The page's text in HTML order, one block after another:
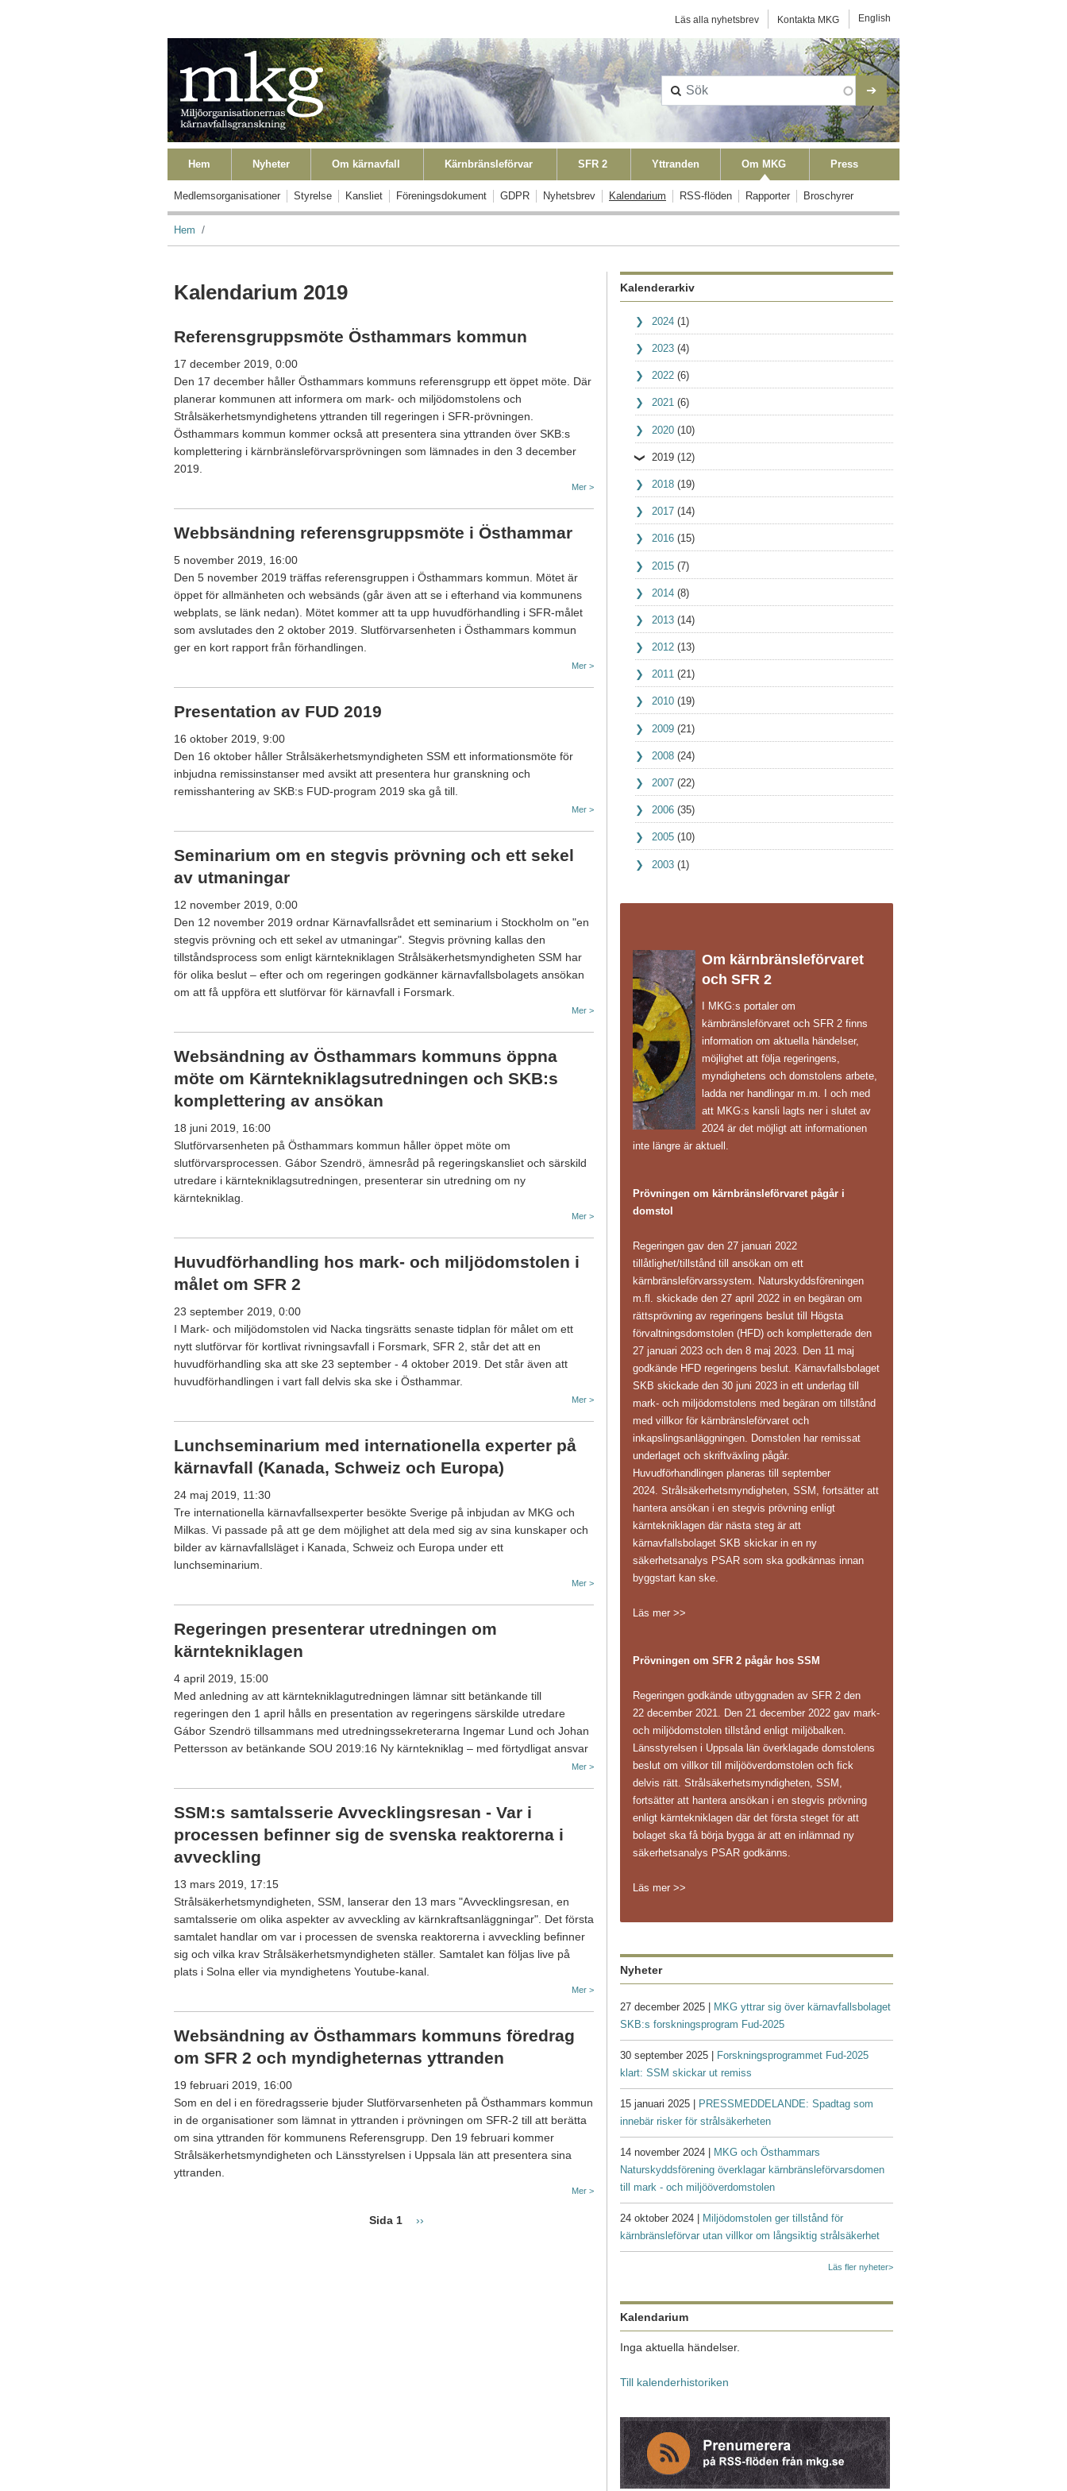
Läs alla nyhetsbrev Kontakta MKG English
Primära länkar
Hem Nyheter Om kärnavfall Kärnbränsleförvar SFR 2 Yttranden Om MKG Press
Primära länkar Level2
Medlemsorganisationer Styrelse Kansliet Föreningsdokument GDPR Nyhetsbrev Kalendarium RSS-flöden Rapporter Broschyrer
Länkstig
Hem
Kalendarium 2019
Referensgruppsmöte Östhammars kommun
17 december 2019, 0:00
Den 17 december håller Östhammars kommuns referensgrupp ett öppet möte. Där
planerar kommunen att informera om mark- och miljödomstolens och
Strålsäkerhetsmyndighetens yttranden till regeringen i SFR-prövningen.
Östhammars kommun kommer också att presentera sina yttranden över SKB:s
komplettering i kärnbränsleförvarsprövningen som lämnades in den 3 december
2019.
Mer >
Webbsändning referensgruppsmöte i Östhammar
5 november 2019, 16:00
Den 5 november 2019 träffas referensgruppen i Östhammars kommun. Mötet är
öppet för allmänheten och websänds (går även att se i efterhand via kommunens
webplats, se länk nedan). Mötet kommer att ta upp huvudförhandling i SFR-målet
som avslutades den 2 oktober 2019. Slutförvarsenheten i Östhammars kommun
ger en kort rapport från förhandlingen.
Mer >
Presentation av FUD 2019
16 oktober 2019, 9:00
Den 16 oktober håller Strålsäkerhetsmyndigheten SSM ett informationsmöte för
inbjudna remissinstanser med avsikt att presentera hur granskning och
remisshantering av SKB:s FUD-program 2019 ska gå till.
Mer >
Seminarium om en stegvis prövning och ett sekel
av utmaningar
12 november 2019, 0:00
Den 12 november 2019 ordnar Kärnavfallsrådet ett seminarium i Stockholm on "en
stegvis prövning och ett sekel av utmaningar". Stegvis prövning kallas den
tillståndsprocess som enligt kärntekniklagen Strålsäkerhetsmyndigheten SSM har
för olika beslut – efter och om regeringen godkänner kärnavfallsbolagets ansökan
om att få uppföra ett slutförvar för kärnavfall i Forsmark.
Mer >
Websändning av Östhammars kommuns öppna
möte om Kärntekniklagsutredningen och SKB:s
komplettering av ansökan
18 juni 2019, 16:00
Slutförvarsenheten på Östhammars kommun håller öppet möte om
slutförvarsprocessen. Gábor Szendrö, ämnesråd på regeringskansliet och särskild
utredare i kärntekniklagsutredningen, presenterar sin utredning om ny
kärntekniklag.
Mer >
Huvudförhandling hos mark- och miljödomstolen i
målet om SFR 2
23 september 2019, 0:00
I Mark- och miljödomstolen vid Nacka tingsrätts senaste tidplan för målet om ett
nytt slutförvar för kortlivat rivningsavfall i Forsmark, SFR 2, står det att en
huvudförhandling ska att ske 23 september - 4 oktober 2019. Det står även att
huvudförhandlingen i vart fall delvis ska ske i Östhammar.
Mer >
Lunchseminarium med internationella experter på
kärnavfall (Kanada, Schweiz och Europa)
24 maj 2019, 11:30
Tre internationella kärnavfallsexperter besökte Sverige på inbjudan av MKG och
Milkas. Vi passade på att ge dem möjlighet att dela med sig av sina kunskaper och
bilder av kärnavfallsläget i Kanada, Schweiz och Europa under ett
lunchseminarium.
Mer >
Regeringen presenterar utredningen om
kärntekniklagen
4 april 2019, 15:00
Med anledning av att kärntekniklagutredningen lämnar sitt betänkande till
regeringen den 1 april hålls en presentation av regeringens särskilde utredare
Gábor Szendrö tillsammans med utredningssekreterarna Ingemar Lund och Johan
Pettersson av betänkande SOU 2019:16 Ny kärntekniklag – med förtydligat ansvar
Mer >
SSM:s samtalsserie Avvecklingsresan - Var i
processen befinner sig de svenska reaktorerna i
avveckling
13 mars 2019, 17:15
Strålsäkerhetsmyndigheten, SSM, lanserar den 13 mars "Avvecklingsresan, en
samtalsserie om olika aspekter av avveckling av kärnkraftsanläggningar". Det första
samtalet handlar om var i processen de svenska reaktorerna i avveckling befinner
sig och vilka krav Strålsäkerhetsmyndigheten ställer. Samtalet kan följas live på
plats i Solna eller via myndighetens Youtube-kanal.
Mer >
Websändning av Östhammars kommuns föredrag
om SFR 2 och myndigheternas yttranden
19 februari 2019, 16:00
Som en del i en föredragsserie bjuder Slutförvarsenheten på Östhammars kommun
in de organisationer som lämnat in yttranden i prövningen om SFR-2 till att berätta
om sina yttranden för kommunens Referensgrupp. Den 19 februari kommer
Strålsäkerhetsmyndigheten och Länsstyrelsen i Uppsala län att presentera sina
yttranden.
Mer >
Sida 1 Nästa sida
››
Kalenderarkiv
2024 (1)
2023 (4)
2022 (6)
2021 (6)
2020 (10)
2019 (12)
2018 (19)
2017 (14)
2016 (15)
2015 (7)
2014 (8)
2013 (14)
2012 (13)
2011 (21)
2010 (19)
2009 (21)
2008 (24)
2007 (22)
2006 (35)
2005 (10)
2003 (1)
Om kärnbränsleförvaret
och SFR 2
I MKG:s portaler om
kärnbränsleförvaret och SFR 2 finns
information om aktuella händelser,
möjlighet att följa regeringens,
myndighetens och domstolens arbete,
ladda ner handlingar m.m. I och med
att MKG:s kansli lagts ner i slutet av
2024 är det möjligt att informationen
inte längre är aktuell.
Prövningen om kärnbränsleförvaret pågår i
domstol
Regeringen gav den 27 januari 2022
tillåtlighet/tillstånd till ansökan om ett
kärnbränsleförvarssystem. Naturskyddsföreningen
m.fl. skickade den 27 april 2022 in en begäran om
rättsprövning av regeringens beslut till Högsta
förvaltningsdomstolen (HFD) och kompletterade den
27 januari 2023 och den 8 maj 2023. Den 11 maj
godkände HFD regeringens beslut. Kärnavfallsbolaget
SKB skickade den 30 juni 2023 in ett underlag till
mark- och miljödomstolens med begäran om tillstånd
med villkor för kärnbränsleförvaret och
inkapslingsanläggningen. Domstolen har remissat
underlaget och skriftväxling pågår.
Huvudförhandlingen planeras till september
2024. Strålsäkerhetsmyndigheten, SSM, fortsätter att
hantera ansökan i en stegvis prövning enligt
kärntekniklagen där nästa steg är att
kärnavfallsbolaget SKB skickar in en ny
säkerhetsanalys PSAR som ska godkännas innan
byggstart kan ske.
Läs mer >>
Prövningen om SFR 2 pågår hos SSM
Regeringen godkände utbyggnaden av SFR 2 den
22 december 2021. Den 21 december 2022 gav mark-
och miljödomstolen tillstånd enligt miljöbalken.
Länsstyrelsen i Uppsala län överklagade domstolens
beslut om villkor till miljööverdomstolen och fick
delvis rätt. Strålsäkerhetsmyndigheten, SSM,
fortsätter att hantera ansökan i en stegvis prövning
enligt kärntekniklagen där det första steget för att
bolaget ska få börja bygga är att en inlämnad ny
säkerhetsanalys PSAR godkänns.
Läs mer >>
Nyheter
27 december 2025 |
MKG yttrar sig över kärnavfallsbolaget
SKB:s forskningsprogram Fud-2025
30 september 2025 |
Forskningsprogrammet Fud-2025
klart: SSM skickar ut remiss
15 januari 2025 |
PRESSMEDDELANDE: Spadtag som
innebär risker för strålsäkerheten
14 november 2024 |
MKG och Östhammars
Naturskyddsförening överklagar kärnbränsleförvarsdomen
till mark - och miljööverdomstolen
24 oktober 2024 |
Miljödomstolen ger tillstånd för
kärnbränsleförvar utan villkor om långsiktig strålsäkerhet
Läs fler nyheter>
Kalendarium
Inga aktuella händelser.
Till kalenderhistoriken